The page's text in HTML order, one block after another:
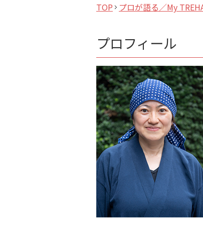
TOP プロが語る／My
プロフィール